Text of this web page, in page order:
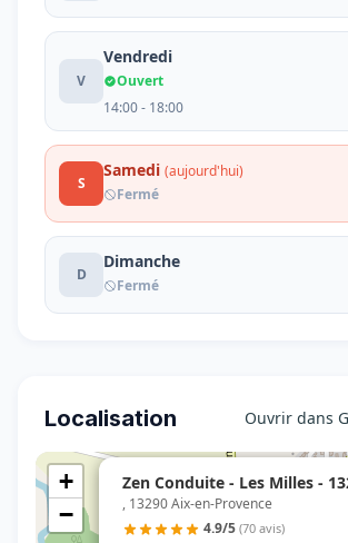
V
Vendredi
Ouvert
14:00 - 18:00
S
Samedi (aujourd'hui)
Fermé
D
Dimanche
Fermé
Localisation Ouvrir dans
Zen Conduite - Les Milles -
, 13290 Aix-en-Provence
4.9/5 (70 avis)
+
−